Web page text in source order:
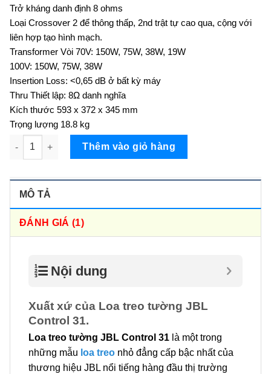
Trở kháng danh định 8 ohms
Loại Crossover 2 để thông thấp, 2nd trật tự cao qua, cộng với
liên hợp tạo hình mạch.
Transformer Vòi 70V: 150W, 75W, 38W, 19W
100V: 150W, 75W, 38W
Insertion Loss: <0,65 dB ở bất kỳ máy
Thru Thiết lập: 8Ω danh nghĩa
Kích thước 593 x 372 x 345 mm
Trọng lượng 18.8 kg
Loa treo tường JBL Control 31, giá rẻ nhất thị trường, bảo
Thêm vào giỏ hàng
MÔ TẢ
ĐÁNH GIÁ (1)
Nội dung
Xuất xứ của Loa treo tường JBL
Control 31.
Loa treo tường JBL Control 31 là một trong
những mẫu loa treo nhỏ đẳng cấp bậc nhất của
thương hiệu JBL nổi tiếng hàng đầu thị trường